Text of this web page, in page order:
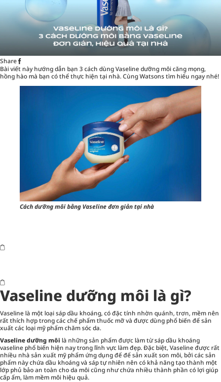
Share
Bài viết này hướng dẫn bạn 3 cách dùng Vaseline dưỡng môi căng mọng,
hồng hào mà bạn có thể thực hiện tại nhà. CùngWatsonstìm hiểu ngay nhé!
Cách dưỡng môi bằng Vaseline đơn giản tại nhà
Vaseline dưỡng môi là gì?
Vaseline là một loại sáp dầu khoáng, có đặc tính nhờn quánh, trơn, mềm nên
rất thích hợp trong các chế phẩm thuốc mỡ và được dùng phổ biến để sản
xuất các loại mỹ phẩmchăm sóc da.
Vaseline dưỡng môi là những sản phẩm được làm từ sáp dầu khoáng
vaseline phổ biến hiện nay trong lĩnh vực làm đẹp. Đặc biệt, Vaseline được rất
nhiều nhà sản xuất mỹ phẩm ứng dụng để để sản xuất son môi, bởi các sản
phẩm này chứa dầu khoáng và sáp tự nhiên nên có khả năng tạo thành một
lớp phủ bảo an toàn cho da môi cũng như chứa nhiều thành phần có lợi giúp
cấp ẩm, làm mềm môi hiệu quả.